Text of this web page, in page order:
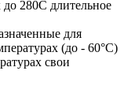
до 280С длительное
для
(до - 60°С)
свои